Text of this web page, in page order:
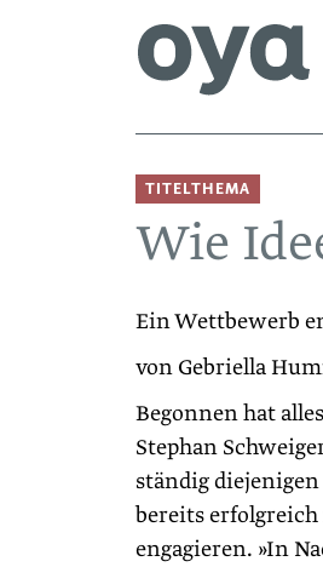
TITELTHEMA
Wie
Ein Wettbewerb
von Gebriella
Begonnen hat
Stephan
ständig
bereits
engagieren. »In